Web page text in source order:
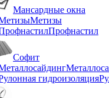
Мансардные окна
Метизы
Профнастил
Софит